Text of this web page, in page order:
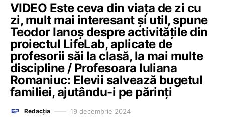
VIDEO Este ceva din viața de zi cu
zi, mult mai interesant și util, spune
Teodor Ianoș despre activitățile din
proiectul LifeLab, aplicate de
profesorii săi la clasă, la mai multe
discipline / Profesoara Iuliana
Romaniuc: Elevii salvează bugetul
familiei, ajutându-i pe părinți
Redacția 19 decembrie 2024